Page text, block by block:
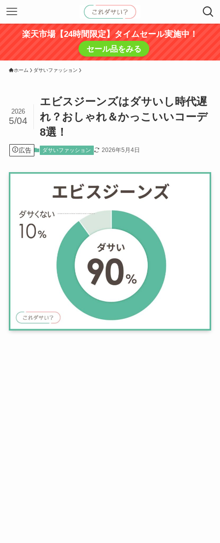
楽天市場【24時間限定】タイムセール実施中！
セール品をみる
ホーム ダサいファッション
エビスジーンズはダサいし時代遅
れ？おしゃれ＆かっこいいコーデ
8選！
2026
5/04
広告 ダサいファッション 2026年5月4日